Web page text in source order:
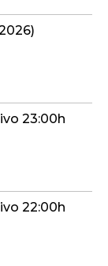
23:00h
22:00h